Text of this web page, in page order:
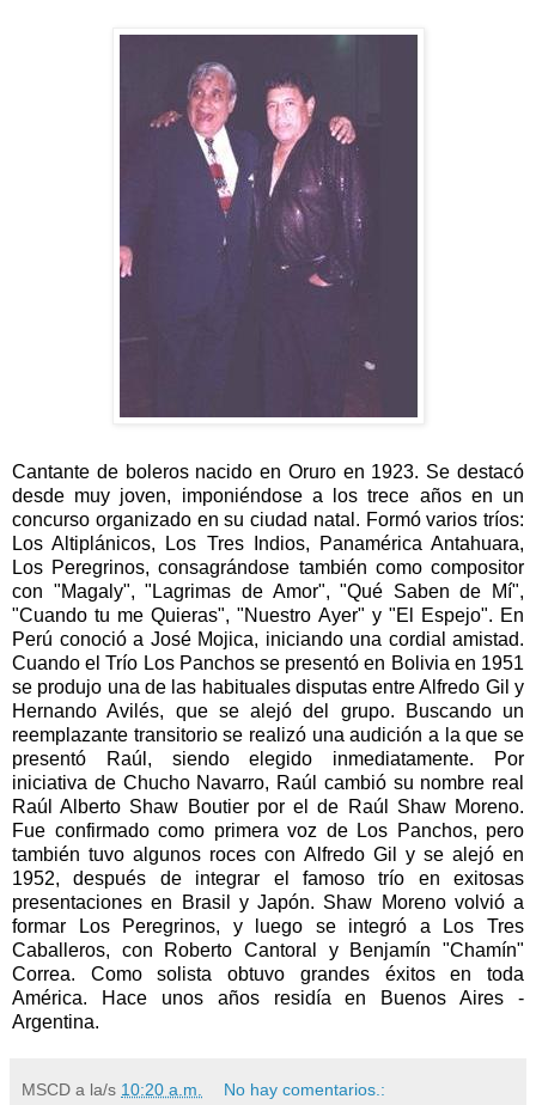
Cantante de boleros nacido en Oruro en 1923. Se destacó
desde muy joven, imponiéndose a los trece años en un
concurso organizado en su ciudad natal. Formó varios tríos:
Los Altiplánicos, Los Tres Indios, Panamérica Antahuara,
Los Peregrinos, consagrándose también como compositor
con "Magaly", "Lagrimas de Amor", "Qué Saben de Mí",
"Cuando tu me Quieras", "Nuestro Ayer" y "El Espejo". En
Perú conoció a José Mojica, iniciando una cordial amistad.
Cuando el Trío Los Panchos se presentó en Bolivia en 1951
se produjo una de las habituales disputas entre Alfredo Gil y
Hernando Avilés, que se alejó del grupo. Buscando un
reemplazante transitorio se realizó una audición a la que se
presentó Raúl, siendo elegido inmediatamente. Por
iniciativa de Chucho Navarro, Raúl cambió su nombre real
Raúl Alberto Shaw Boutier por el de Raúl Shaw Moreno.
Fue confirmado como primera voz de Los Panchos, pero
también tuvo algunos roces con Alfredo Gil y se alejó en
1952, después de integrar el famoso trío en exitosas
presentaciones en Brasil y Japón. Shaw Moreno volvió a
formar Los Peregrinos, y luego se integró a Los Tres
Caballeros, con Roberto Cantoral y Benjamín "Chamín"
Correa. Como solista obtuvo grandes éxitos en toda
América. Hace unos años residía en Buenos Aires -
Argentina.
MSCD a la/s 10:20 a.m. No hay comentarios.: